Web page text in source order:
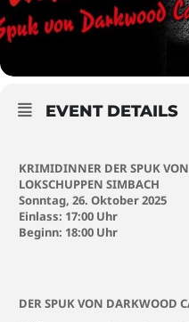
EVENT DETAILS
KRIMIDINNER DER SPUK
LOKSCHUPPEN SIMBACH
Sonntag, 26. Oktober 2025
Einlass: 17:00 Uhr
Beginn: 18:00 Uhr
DER SPUK VON DARKWOOD